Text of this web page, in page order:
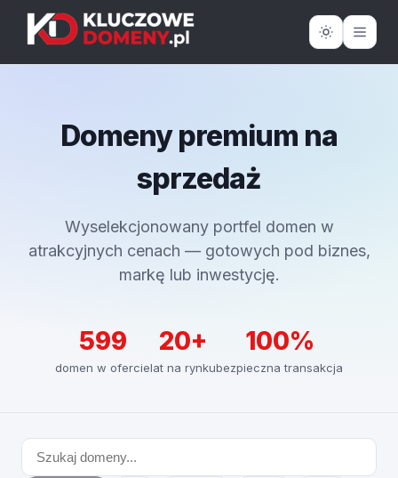
Domeny premium na
sprzedaż
Wyselekcjonowany portfel domen w
atrakcyjnych cenach — gotowych pod biznes,
markę lub inwestycję.
599
domen w ofercie
20+
lat na rynku
100%
bezpieczna transakcja